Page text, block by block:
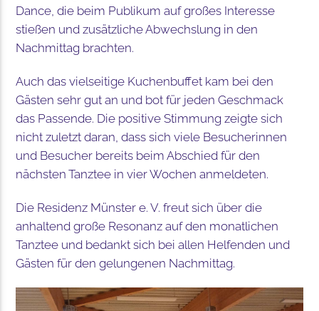
Dance, die beim Publikum auf großes Interesse
stießen und zusätzliche Abwechslung in den
Nachmittag brachten.
Auch das vielseitige Kuchenbuffet kam bei den
Gästen sehr gut an und bot für jeden Geschmack
das Passende. Die positive Stimmung zeigte sich
nicht zuletzt daran, dass sich viele Besucherinnen
und Besucher bereits beim Abschied für den
nächsten Tanztee in vier Wochen anmeldeten.
Die Residenz Münster e. V. freut sich über die
anhaltend große Resonanz auf den monatlichen
Tanztee und bedankt sich bei allen Helfenden und
Gästen für den gelungenen Nachmittag.